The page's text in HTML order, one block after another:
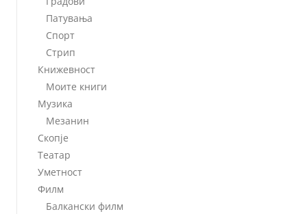
Патувања
Спорт
Стрип
Книжевност
Моите книги
Музика
Мезанин
Скопје
Театар
Уметност
Филм
Балкански филм